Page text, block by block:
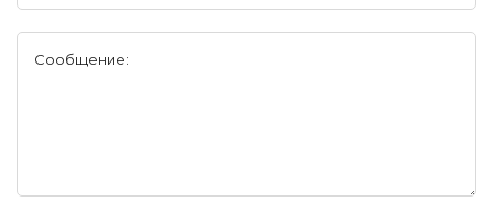
Сообщение: